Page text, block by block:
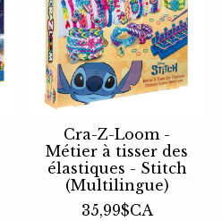
Cra-Z-Loom -
Métier à tisser des
élastiques - Stitch
(Multilingue)
35,99$CA